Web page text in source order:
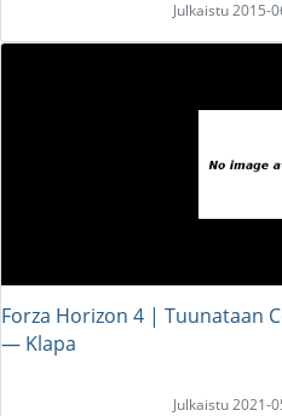
Julkaistu 2015-
Forza Horizon 4 | Tuunataan
― Klapa
Julkaistu 2021-